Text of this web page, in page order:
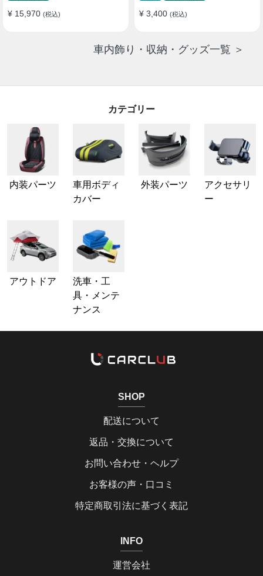
¥ 15,970 (税込) ¥ 3,400 (税込)
車内飾り・収納・グッズ一覧 ＞
カテゴリー
内装パーツ
車用ボディ
カバー
外装パーツ
アクセサリ
ー
アウトドア
洗車・工
具・メンテ
ナンス
SHOP
配送について
返品・交換について
お問い合わせ・ヘルプ
お客様の声・口コミ
特定商取引法に基づく表記
INFO
運営会社